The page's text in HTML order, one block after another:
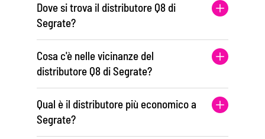
Dove si trova il distributore Q8 di
Segrate?
Cosa c'è nelle vicinanze del
distributore Q8 di Segrate?
Qual è il distributore più economico a
Segrate?